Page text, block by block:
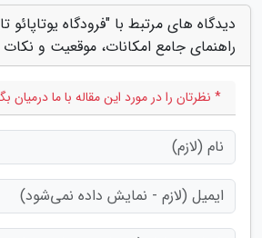
دیدگاه های مرتبط با "فرودگاه
راهنمای جامع امکانات، موقعیت و
* نظرتان را در مورد این مقاله با ما درمیان